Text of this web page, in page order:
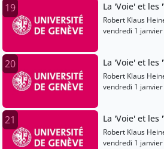
19 La 'Voie' et les
Robert Klaus
vendredi 1
20 La 'Voie' et les
Robert Klaus
vendredi 1
21 La 'Voie' et les
Robert Klaus
vendredi 1